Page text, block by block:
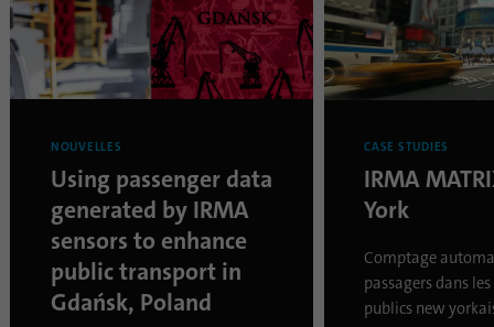
NOUVELLES
Using passenger data
generated by IRMA
sensors to enhance
public transport in
Gdańsk, Poland
CASE STUDIES
IRMA
York
Comptage
passagers dans
publics new